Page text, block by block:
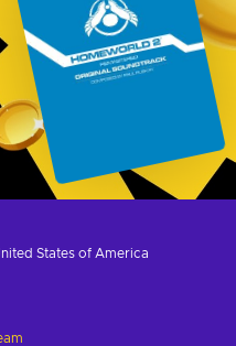
States of America